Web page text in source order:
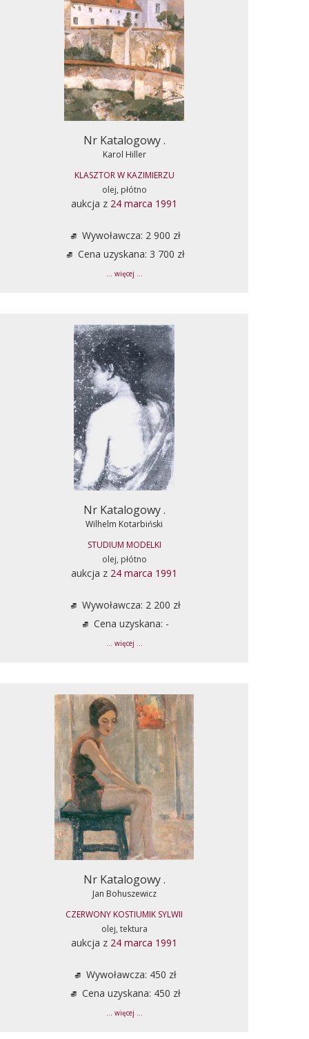
Nr Katalogowy .
Karol Hiller
KLASZTOR W KAZIMIERZU
olej, płótno
aukcja z 24 marca 1991
Wywoławcza: 2 900 zł
Cena uzyskana: 3 700 zł
... więcej ...
Nr Katalogowy .
Wilhelm Kotarbiński
STUDIUM MODELKI
olej, płótno
aukcja z 24 marca 1991
Wywoławcza: 2 200 zł
Cena uzyskana: -
... więcej ...
Nr Katalogowy .
Jan Bohuszewicz
CZERWONY KOSTIUMIK SYLWII
olej, tektura
aukcja z 24 marca 1991
Wywoławcza: 450 zł
Cena uzyskana: 450 zł
... więcej ...